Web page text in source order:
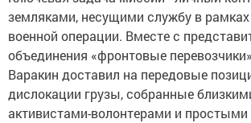
земляками, несущими службу в
военной операции. Вместе с
объединения «фронтовые
Варакин доставил на передовые
дислокации грузы, собранные
активистами-волонтерами и